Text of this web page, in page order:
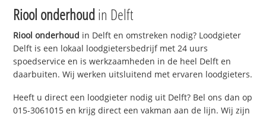
Riool onderhoudin Delft
Riool onderhoud in Delft en omstreken nodig? Loodgieter
Delft is een lokaal loodgietersbedrijf met 24 uurs
spoedservice en is werkzaamheden in de heel Delft en
daarbuiten. Wij werken uitsluitend met ervaren loodgieters.
Heeft u direct een loodgieter nodig uit Delft? Bel ons dan op
015-3061015 en krijg direct een vakman aan de lijn. Wij zijn